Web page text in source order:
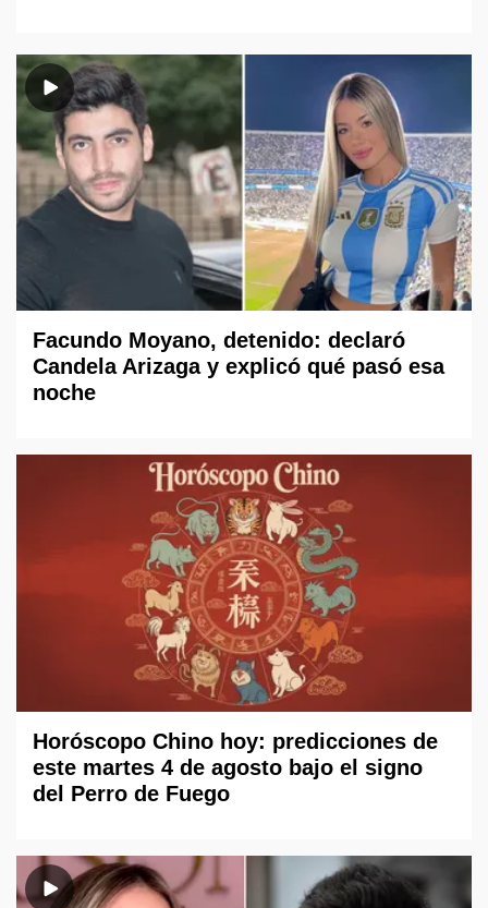
Facundo Moyano, detenido: declaró
Candela Arizaga y explicó qué pasó esa
noche
Horóscopo Chino hoy: predicciones de
este martes 4 de agosto bajo el signo
del Perro de Fuego